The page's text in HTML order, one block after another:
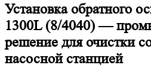
Установка обратного
1300L (8/4040) —
решение для очистки
насосной станцией